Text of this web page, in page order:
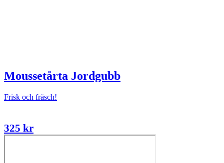
Moussetårta Jordgubb
Frisk och fräsch!
325 kr